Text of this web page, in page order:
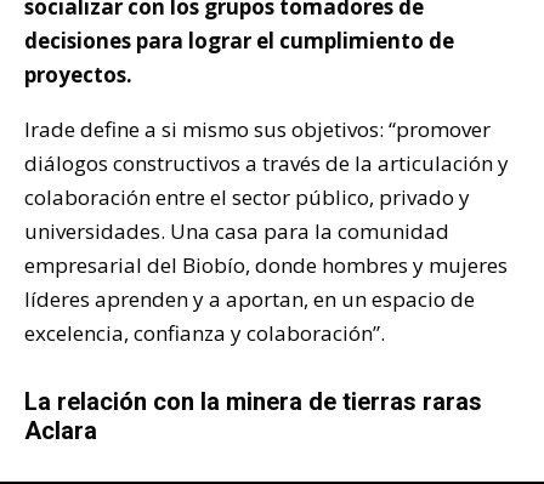
socializar con los grupos tomadores de
decisiones para lograr el cumplimiento de
proyectos.
Irade define a si mismo sus objetivos: “promover
diálogos constructivos a través de la articulación y
colaboración entre el sector público, privado y
universidades. Una casa para la comunidad
empresarial del Biobío, donde hombres y mujeres
líderes aprenden y a aportan, en un espacio de
excelencia, confianza y colaboración”.
La relación con la minera de tierras raras
Aclara